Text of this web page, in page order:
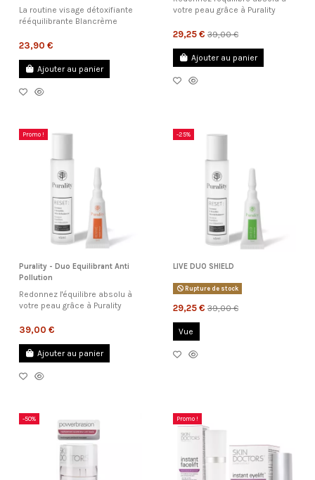
La routine visage détoxifiante
rééquilibrante Blancrème
23,90 €
Ajouter au panier
votre peau grâce à Purality
29,25 € 39,00 €
Ajouter au panier
Promo !
Purality - Duo Equilibrant Anti
Pollution
Redonnez l'équilibre absolu à
votre peau grâce à Purality
39,00 €
Ajouter au panier
-25%
LIVE DUO SHIELD
Rupture de stock
29,25 € 39,00 €
Vue
-50% Promo !